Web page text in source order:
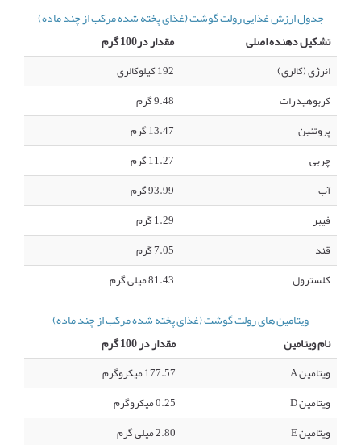
جدول ارزش غذایی رولت گوشت (غذای پخته شده مرکب از چند ماده)
تشکیل دهنده اصلی
مقدار در100 گرم
انرژی (کالری)
192 کیلوکالری
کربوهیدرات
9.48 گرم
پروتئین
13.47 گرم
چربی
11.27 گرم
آب
93.99 گرم
فیبر
1.29 گرم
قند
7.05 گرم
کلسترول
81.43 میلی گرم
ویتامین های رولت گوشت (غذای پخته شده مرکب از چند ماده)
نام ویتامین
مقدار در 100 گرم
ویتامین A
177.57 میکروگرم
ویتامین D
0.25 میکروگرم
ویتامین E
2.80 میلی گرم